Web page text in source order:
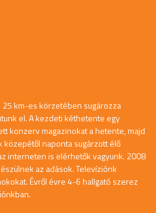
km-es körzetében sugározza
el. A kezdeti kéthetente egy
konzerv magazinokat a hetente, majd
naponta sugárzott élő
interneten is elérhetők vagyunk. 2008
az adások. Televíziónk
Évről évre 4-6 hallgató szerez